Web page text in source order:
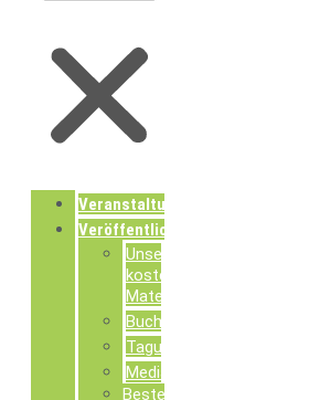
Veranstaltungen
Veröffentlichungen
Unsere
kostenlosen
Materialien
Buchpublikationen
Tagungsdokumentationen
Mediathek
Bestellung